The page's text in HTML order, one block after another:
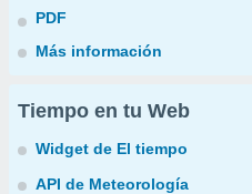
PDF
Más información
Tiempo en tu Web
Widget de El tiempo
API de Meteorología